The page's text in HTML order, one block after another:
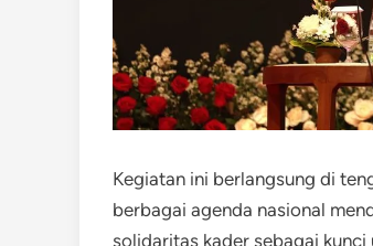
Kegiatan ini berlangsung di
berbagai agenda nasional
solidaritas kader sebagai